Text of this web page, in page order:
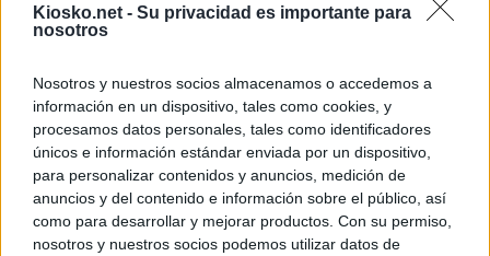
Kiosko.net - Su privacidad es importante para
nosotros
Nosotros y nuestros socios almacenamos o accedemos a
información en un dispositivo, tales como cookies, y
procesamos datos personales, tales como identificadores
únicos e información estándar enviada por un dispositivo,
para personalizar contenidos y anuncios, medición de
anuncios y del contenido e información sobre el público, así
como para desarrollar y mejorar productos. Con su permiso,
nosotros y nuestros socios podemos utilizar datos de